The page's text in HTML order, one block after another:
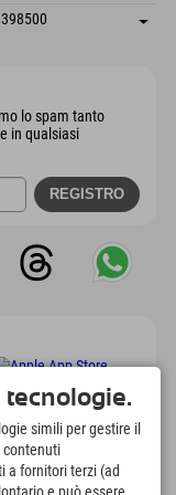
indirizzo
lo spam tanto
in qualsiasi
simili per gestire il
contenuti
a fornitori terzi (ad